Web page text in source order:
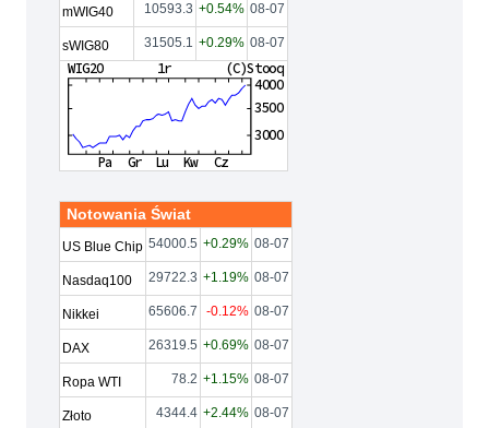
mWIG40 10593.3 +0.54% 08-07
sWIG80 31505.1 +0.29% 08-07
Notowania Świat
US Blue Chip 54000.5 +0.29% 08-07
Nasdaq100 29722.3 +1.19% 08-07
Nikkei 65606.7 -0.12% 08-07
DAX 26319.5 +0.69% 08-07
Ropa WTI 78.2 +1.15% 08-07
Złoto 4344.4 +2.44% 08-07